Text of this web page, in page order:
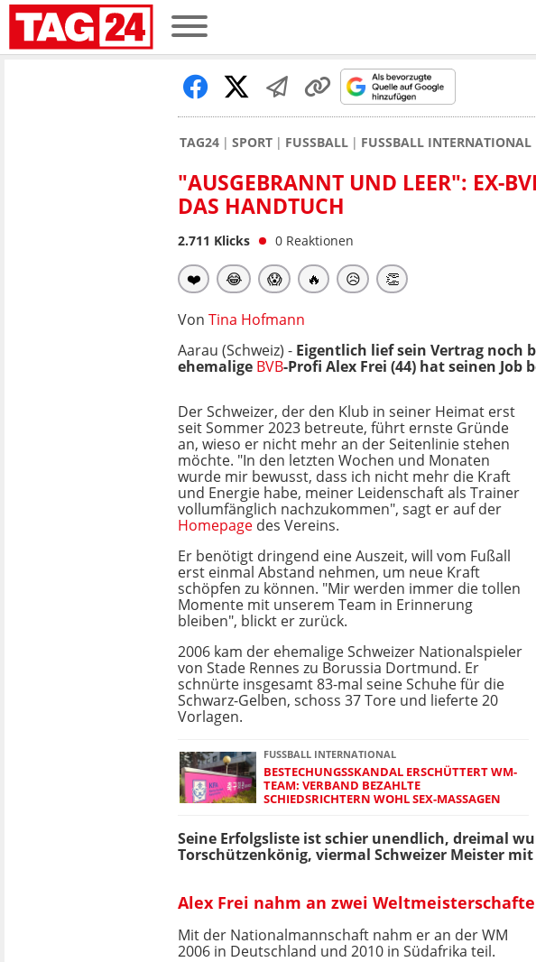
TAG24 SPORT FUSSBALL FUSSBALL INTERNATIONAL
"AUSGEBRANNT UND LEER": EX-
AS HANDTUCH
2.711 Klicks 0 Reaktionen
❤️ 😂 😱 🔥 😥 👏
Von Tina Hofmann
Aarau (Schweiz) - Eigentlich lief sein Vertrag noch
ehemalige BVB-Profi Alex Frei (44) hat seinen Job
Der Schweizer, der den Klub in seiner Heimat erst
seit Sommer 2023 betreute, führt ernste Gründe
an, wieso er nicht mehr an der Seitenlinie stehen
möchte. "In den letzten Wochen und Monaten
wurde mir bewusst, dass ich nicht mehr die Kraft
und Energie habe, meiner Leidenschaft als Trainer
vollumfänglich nachzukommen", sagt er auf der
Homepage des Vereins.
Er benötigt dringend eine Auszeit, will vom Fußall
erst einmal Abstand nehmen, um neue Kraft
schöpfen zu können. "Mir werden immer die tollen
Momente mit unserem Team in Erinnerung
bleiben", blickt er zurück.
2006 kam der ehemalige Schweizer Nationalspieler
von Stade Rennes zu Borussia Dortmund. Er
schnürte insgesamt 83-mal seine Schuhe für die
Schwarz-Gelben, schoss 37 Tore und lieferte 20
Vorlagen.
FUSSBALL INTERNATIONAL
BESTECHUNGSSKANDAL ERSCHÜTTERT WM-
TEAM: VERBAND BEZAHLTE
SCHIEDSRICHTERN WOHL SEX-MASSAGEN
Seine Erfolgsliste ist schier unendlich, dreimal
Torschützenkönig, viermal Schweizer Meister mit
Alex Frei nahm an zwei
Mit der Nationalmannschaft nahm er an der WM
2006 in Deutschland und 2010 in Südafrika teil.